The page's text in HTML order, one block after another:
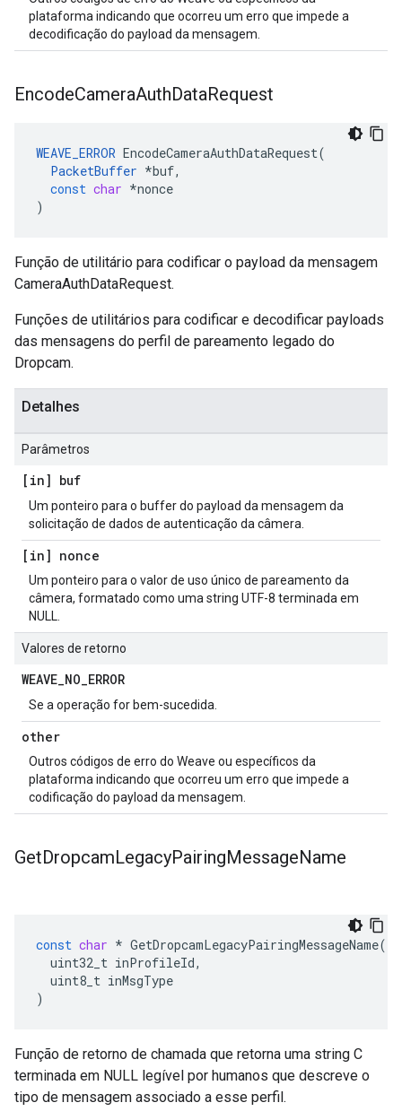
plataforma indicando que ocorreu um erro que impede a
decodificação do payload da mensagem.
EncodeCameraAuthDataRequest
WEAVE_ERROR EncodeCameraAuthDataRequest(
PacketBuffer *buf,
const char *nonce
)
Função de utilitário para codificar o payload da mensagem
CameraAuthDataRequest.
Funções de utilitários para codificar e decodificar payloads
das mensagens do perfil de pareamento legado do
Dropcam.
Detalhes
Parâmetros
[in] buf
Um ponteiro para o buffer do payload da mensagem da
solicitação de dados de autenticação da câmera.
[in] nonce
Um ponteiro para o valor de uso único de pareamento da
câmera, formatado como uma string UTF-8 terminada em
NULL.
Valores de retorno
WEAVE_NO_ERROR
Se a operação for bem-sucedida.
other
Outros códigos de erro do Weave ou específicos da
plataforma indicando que ocorreu um erro que impede a
codificação do payload da mensagem.
GetDropcamLegacyPairingMessageName
const char * GetDropcamLegacyPairingMessageName(
uint32_t inProfileId,
uint8_t inMsgType
)
Função de retorno de chamada que retorna uma string C
terminada em NULL legível por humanos que descreve o
tipo de mensagem associado a esse perfil.